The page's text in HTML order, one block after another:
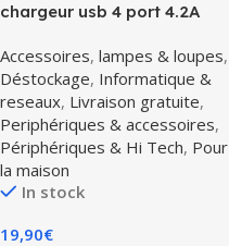
chargeur usb 4 port 4.2A
Accessoires, lampes & loupes,
Déstockage, Informatique &
reseaux, Livraison gratuite,
Periphériques & accessoires,
Périphériques & Hi Tech, Pour
la maison
In stock
19,90€